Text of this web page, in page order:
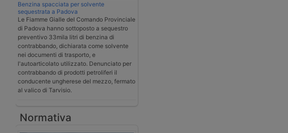
Benzina spacciata per solvente
sequestrata a Padova
Le Fiamme Gialle del Comando Provinciale
di Padova hanno sottoposto a sequestro
preventivo 33mila litri di benzina di
contrabbando, dichiarata come solvente
nei documenti di trasporto, e
l'autoarticolato utilizzato. Denunciato per
contrabbando di prodotti petroliferi il
conducente ungherese del mezzo, fermato
al valico di Tarvisio.
Normativa